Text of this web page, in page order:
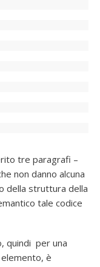
tre paragrafi –
non danno alcuna
della struttura della
tale codice
quindi per una
è